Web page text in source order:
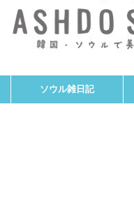
ソウル雑日記